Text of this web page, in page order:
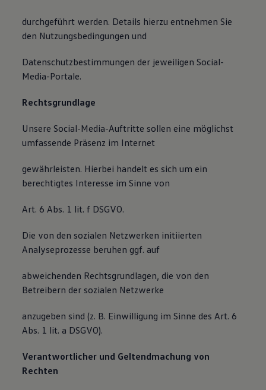
durchgeführt werden. Details hierzu entnehmen Sie
den Nutzungsbedingungen und
Datenschutzbestimmungen der jeweiligen Social-
Media-Portale.
Rechtsgrundlage
Unsere Social-Media-Auftritte sollen eine möglichst
umfassende Präsenz im Internet
gewährleisten. Hierbei handelt es sich um ein
berechtigtes Interesse im Sinne von
Art. 6 Abs. 1 lit. f DSGVO.
Die von den sozialen Netzwerken initiierten
Analyseprozesse beruhen ggf. auf
abweichenden Rechtsgrundlagen, die von den
Betreibern der sozialen Netzwerke
anzugeben sind (z. B. Einwilligung im Sinne des Art. 6
Abs. 1 lit. a DSGVO).
Verantwortlicher und Geltendmachung von
Rechten